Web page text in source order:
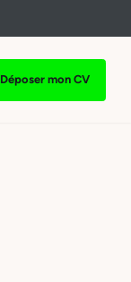
Déposer mon CV